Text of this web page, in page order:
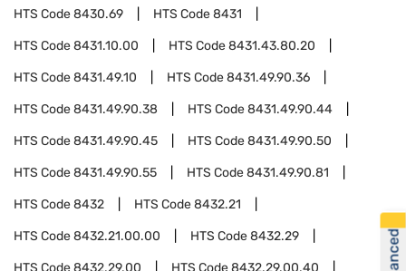
HTS Code8430.69 HTS Code8431
HTS Code8431.10.00 HTS Code8431.43.80.20
HTS Code8431.49.10 HTS Code8431.49.90.36
HTS Code8431.49.90.38 HTS Code8431.49.90.44
HTS Code8431.49.90.45 HTS Code8431.49.90.50
HTS Code8431.49.90.55 HTS Code8431.49.90.81
HTS Code8432 HTS Code8432.21
HTS Code8432.21.00.00 HTS Code8432.29
HTS Code8432.29.00 HTS Code8432.29.00.40